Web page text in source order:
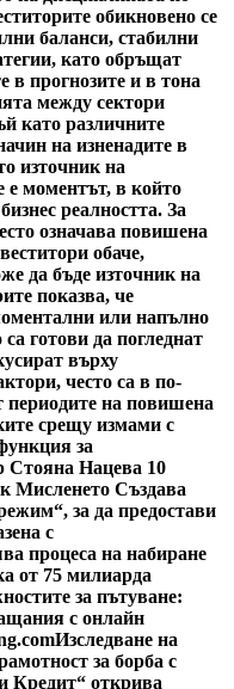
обикновено се
баланси, стабилни
като обръщат
в прогнозите и в тона
между сектори
като различните
на изненадите в
източник на
е моментът, в който
реалността. За
означава повишена
обаче,
да бъде източник на
показва, че
или напълно
готови да погледнат
върху
често са в по-
периодите на повишена
срещу измами с
за
Стояна Нацева 10
Мисленето Създава
за да предостави
с
процеса на набиране
от 75 милиарда
за пътуване:
с онлайн
Изследване на
за борба с
Кредит“ открива